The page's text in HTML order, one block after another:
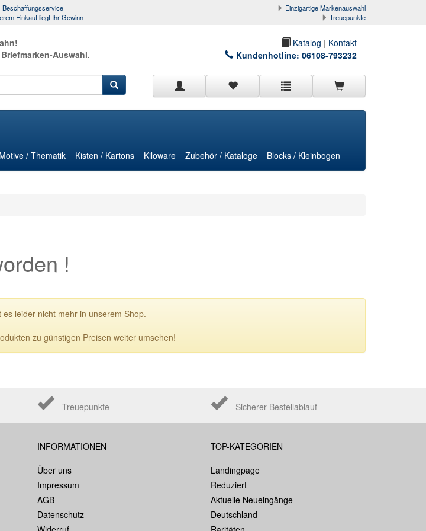
Beschaffungsservice
Einzigartige Markenauswahl
Einkauf liegt Ihr Gewinn Treuepunkte
Auswahl.
Katalog | Kontakt
Kundenhotline: 06108-793232
Motive / Thematik Kisten / Kartons Kiloware Zubehör / Kataloge Blocks / Kleinbogen
!
leider nicht mehr in unserem Shop.
zu günstigen Preisen weiter umsehen!
Treuepunkte Sicherer Bestellablauf
INFORMATIONEN
Über uns
Impressum
AGB
Datenschutz
TOP-KATEGORIEN
Landingpage
Reduziert
Aktuelle Neueingänge
Deutschland